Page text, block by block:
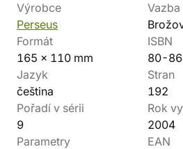
Výrobce
Perseus
Vazba
Formát
165 x 110 mm
ISBN
80-
Jazyk
čeština
Stran
192
Pořadí v sérii
9
Rok
2004
Parametry
EAN